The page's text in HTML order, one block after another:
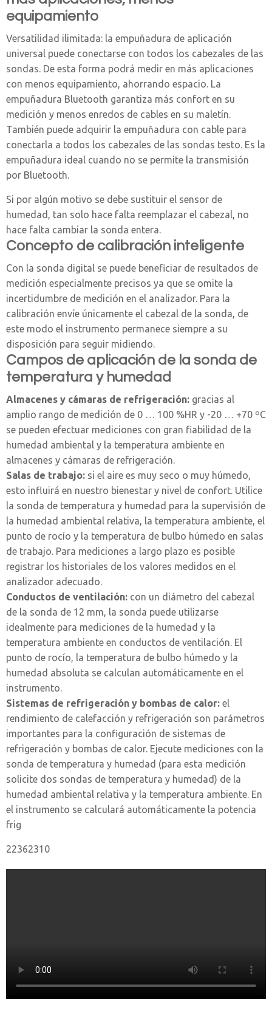
equipamiento
Versatilidad ilimitada: la empuñadura de aplicación
universal puede conectarse con todos los cabezales de las
sondas. De esta forma podrá medir en más aplicaciones
con menos equipamiento, ahorrando espacio. La
empuñadura Bluetooth garantiza más confort en su
medición y menos enredos de cables en su maletín.
También puede adquirir la empuñadura con cable para
conectarla a todos los cabezales de las sondas testo. Es la
empuñadura ideal cuando no se permite la transmisión
por Bluetooth.
Si por algún motivo se debe sustituir el sensor de
humedad, tan solo hace falta reemplazar el cabezal, no
hace falta cambiar la sonda entera.
Concepto de calibración inteligente
Con la sonda digital se puede beneficiar de resultados de
medición especialmente precisos ya que se omite la
incertidumbre de medición en el analizador. Para la
calibración envíe únicamente el cabezal de la sonda, de
este modo el instrumento permanece siempre a su
disposición para seguir midiendo.
Campos de aplicación de la sonda de
temperatura y humedad
Almacenes y cámaras de refrigeración: gracias al
amplio rango de medición de 0 … 100 %HR y -20 … +70 ºC
se pueden efectuar mediciones con gran fiabilidad de la
humedad ambiental y la temperatura ambiente en
almacenes y cámaras de refrigeración.
Salas de trabajo: si el aire es muy seco o muy húmedo,
esto influirá en nuestro bienestar y nivel de confort. Utilice
la sonda de temperatura y humedad para la supervisión de
la humedad ambiental relativa, la temperatura ambiente, el
punto de rocío y la temperatura de bulbo húmedo en salas
de trabajo. Para mediciones a largo plazo es posible
registrar los historiales de los valores medidos en el
analizador adecuado.
Conductos de ventilación: con un diámetro del cabezal
de la sonda de 12 mm, la sonda puede utilizarse
idealmente para mediciones de la humedad y la
temperatura ambiente en conductos de ventilación. El
punto de rocío, la temperatura de bulbo húmedo y la
humedad absoluta se calculan automáticamente en el
instrumento.
Sistemas de refrigeración y bombas de calor: el
rendimiento de calefacción y refrigeración son parámetros
importantes para la configuración de sistemas de
refrigeración y bombas de calor. Ejecute mediciones con la
sonda de temperatura y humedad (para esta medición
solicite dos sondas de temperatura y humedad) de la
humedad ambiental relativa y la temperatura ambiente. En
el instrumento se calculará automáticamente la potencia
frig
22362310